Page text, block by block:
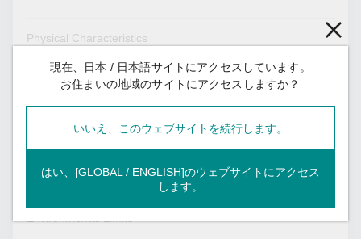
Physical Characteristics
Description DB9 (female) DIN-rail wiring terminal
Wiring Serial cable, 24 to 12 AWG
Connector DB9 (female)
現在、日本 / 日本語サイトにアクセスしています。
お住まいの地域のサイトにアクセスしますか？
いいえ、このウェブサイトを続行します。
はい、[GLOBAL / ENGLISH]のウェブサイトにアクセス
します。